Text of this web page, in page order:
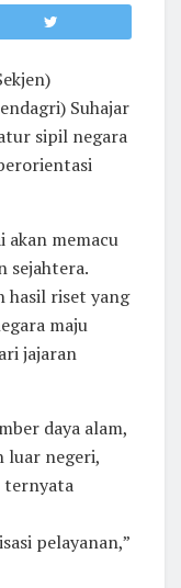
Suhajar
sipil negara
akan memacu
sejahtera.
hasil riset yang
maju
jajaran
daya alam,
luar negeri,
ternyata
pelayanan,”